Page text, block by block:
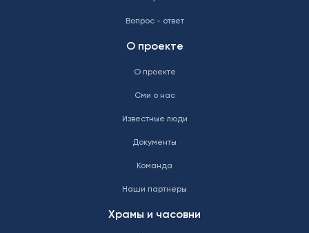
Вопрос - ответ
О проекте
О проекте
Сми о нас
Известные люди
Документы
Команда
Наши партнеры
Храмы и часовни